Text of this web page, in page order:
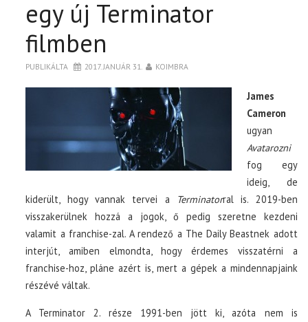
egy új Terminator
filmben
PUBLIKÁLTA 2017. JANUÁR 31. KOIMBRA
James
Cameron
ugyan
Avatarozni
fog egy
ideig, de
kiderült, hogy vannak tervei a Terminatorral is. 2019-ben
visszakerülnek hozzá a jogok, ő pedig szeretne kezdeni
valamit a franchise-zal. A rendező a The Daily Beastnek adott
interjút, amiben elmondta, hogy érdemes visszatérni a
franchise-hoz, pláne azért is, mert a gépek a mindennapjaink
részévé váltak.
A Terminator 2. része 1991-ben jött ki, azóta nem is